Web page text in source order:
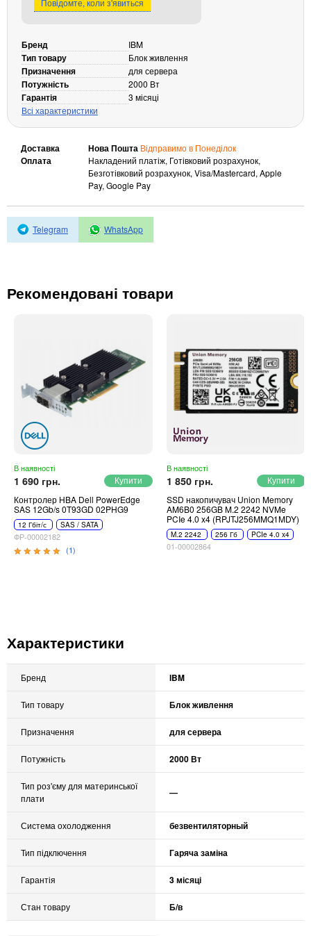
Аксесуари
Хаби і кардридери
Фильтри та стабілізатори
Павербанки
Кабелі, роз'єми, перехідники
Аксесуари для ноутбуків
Акумулятори
Зовнішні блоки живлення
Периферійні пристрої
Монітори
Клавіатури, миші, комплекти
Автономне живлення
Акумулятори для ДБЖ
Повідомте, коли з'явиться
Бренд IBM
Тип товару Блок живлення
Призначення для сервера
Потужність 2000 Вт
Гарантія
3 місяці
Всі характеристики
Доставка Нова Пошта Відправимо в Понеділок
Оплата
Накладений платіж, Готівковий розрахунок,
Безготівковий розрахунок, Visa/Mastercard, Apple
Pay, Google Pay
Telegram WhatsApp
Рекомендовані товари
В наявності
1 690 грн.
Контролер HBA Dell PowerEdge
SAS 12Gb/s 0T93GD 02PHG9
12 Гбіт/с SAS / SATA
ФР-00002182
(1)
В наявності
1 850 грн.
SSD накопичувач Union Memory
AM6B0 256GB M.2 2242 NVMe
PCIe 4.0 x4 (RPJTJ256MMQ1MDY)
M.2 2242 256 Гб PCIe 4.0 x4
01-00002864
Характеристики
Бренд IBM
Тип товару Блок живлення
Призначення для сервера
Потужність 2000 Вт
Тип роз'єму для материнської
плати
—
Система охолодження безвентиляторный
Тип підключення Гаряча заміна
Гарантія 3 місяці
Стан товару Б/в